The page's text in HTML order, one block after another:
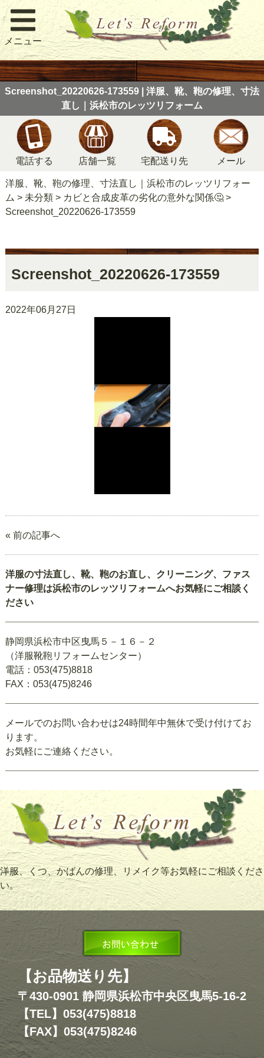
メニュー
Screenshot_20220626-173559 | 洋服、靴、鞄の修理、寸法
直し｜浜松市のレッツリフォーム
電話する 店舗一覧 宅配送り先 メール
洋服、靴、鞄の修理、寸法直し｜浜松市のレッツリフォー
ム > 未分類> カビと合成皮革の劣化の意外な関係🤔>
Screenshot_20220626-173559
Screenshot_20220626-173559
2022年06月27日
« 前の記事へ
洋服の寸法直し、靴、鞄のお直し、クリーニング、ファス
ナー修理は浜松市のレッツリフォームへお気軽にご相談く
ださい
静岡県浜松市中区曳馬５－１６－２
（洋服靴鞄リフォームセンター）
電話：053(475)8818
FAX：053(475)8246
メールでのお問い合わせは24時間年中無休で受け付けてお
ります。
お気軽にご連絡ください。
洋服、くつ、かばんの修理、リメイク等お気軽にご相談くださ
い。
【お品物送り先】
〒430-0901 静岡県浜松市中央区曳馬5-16-2
【TEL】053(475)8818
【FAX】053(475)8246